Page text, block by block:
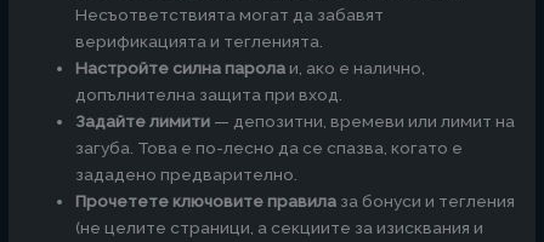
Несъответствията могат да забавят
верификацията и тегленията.
Настройте силна парола и, ако е налично,
допълнителна защита при вход.
Задайте лимити — депозитни, времеви или лимит на
загуба. Това е по-лесно да се спазва, когато е
зададено предварително.
Прочетете ключовите правила за бонуси и тегления
(не целите страници, а секциите за изисквания и